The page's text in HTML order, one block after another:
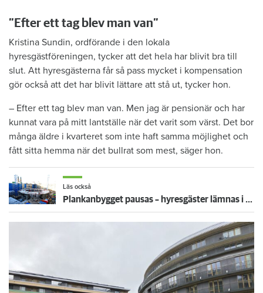
”Efter ett tag blev man van”
Kristina Sundin, ordförande i den lokala
hyresgästföreningen, tycker att det hela har blivit bra till
slut. Att hyresgästerna får så pass mycket i kompensation
gör också att det har blivit lättare att stå ut, tycker hon.
– Efter ett tag blev man van. Men jag är pensionär och har
kunnat vara på mitt lantställe när det varit som värst. Det bor
många äldre i kvarteret som inte haft samma möjlighet och
fått sitta hemma när det bullrat som mest, säger hon.
Läs också
Plankanbygget pausas – hyresgäster lämnas i byggkaos